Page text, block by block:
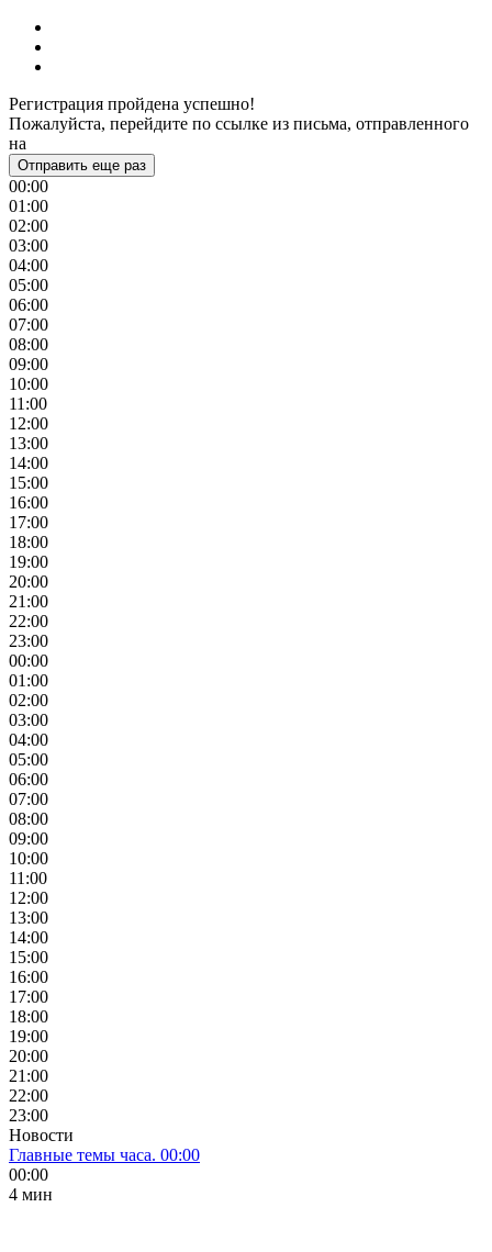
Регистрация пройдена успешно!
Пожалуйста, перейдите по ссылке из письма, отправленного
на
Отправить еще раз
00:00
01:00
02:00
03:00
04:00
05:00
06:00
07:00
08:00
09:00
10:00
11:00
12:00
13:00
14:00
15:00
16:00
17:00
18:00
19:00
20:00
21:00
22:00
23:00
00:00
01:00
02:00
03:00
04:00
05:00
06:00
07:00
08:00
09:00
10:00
11:00
12:00
13:00
14:00
15:00
16:00
17:00
18:00
19:00
20:00
21:00
22:00
23:00
Новости
Главные темы часа. 00:00
00:00
4 мин